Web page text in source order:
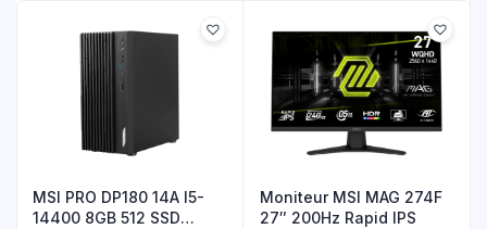
MSI PRO DP180 14A I5-
14400 8GB 512 SSD
Moniteur MSI MAG 274F
27″ 200Hz Rapid IPS